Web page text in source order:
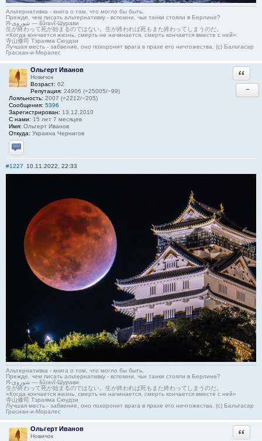
Альтернативка - книга о том, что могло бы быть.
Прежде, чем писать альтернативку - вспомни, чьи танки стояли в Берлине?
Я-شوروی — šûravî-Шурави
生が終わって死が始まるのではない。生が終われば死もまた終わってしまうのだ。
«Когда кончается жизнь, смерть не начинается, смерть кончается вместе с ней»
寺山修司 Тэраяма Сюудзи
Лучшая месть - забвение, оно похоронит врага в прахе его ничтожества. (с) Бальтасар
Грасиан-и-Моралес
Ольгерт Иванов
Новичок
Возраст: 62
Репутация: 24906 (+25005/−99)
Лояльность: 2007 (+2212/−205)
Сообщения: 5396
Зарегистрирован: 13.12.2010
С нами: 15 лет 7 месяцев
Имя: Ольгерт Иванов
Откуда: Украина Чернигов
Отправить личное сообщение
−
#1227 10.11.2022, 22:33
Альтернативка - книга о том, что могло бы быть.
Прежде, чем писать альтернативку - вспомни, чьи танки стояли в Берлине?
Я-شوروی — šûravî-Шурави
生が終わって死が始まるのではない。生が終われば死もまた終わってしまうのだ。
«Когда кончается жизнь, смерть не начинается, смерть кончается вместе с ней»
寺山修司 Тэраяма Сюудзи
Лучшая месть - забвение, оно похоронит врага в прахе его ничтожества. (с) Бальтасар
Грасиан-и-Моралес
Ольгерт Иванов
Новичок